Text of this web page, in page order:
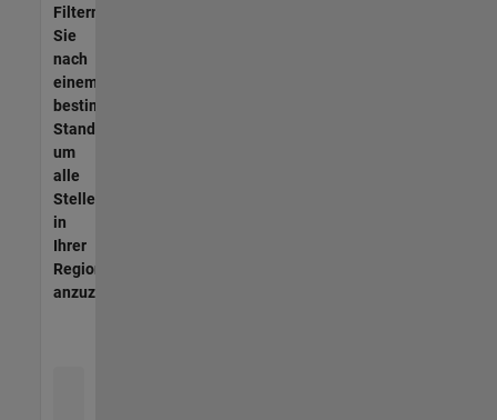
Filtern
Sie
nach
einem
bestimmten
Standort,
um
alle
Stellenangebote
in
Ihrer
Region
anzuzeigen.